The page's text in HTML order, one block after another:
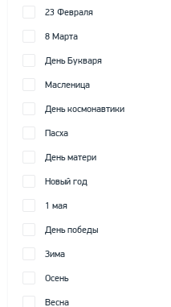
23 Февраля
8 Марта
День Букваря
Масленица
День космонавтики
Пасха
День матери
Новый год
1 мая
День победы
Зима
Осень
Весна